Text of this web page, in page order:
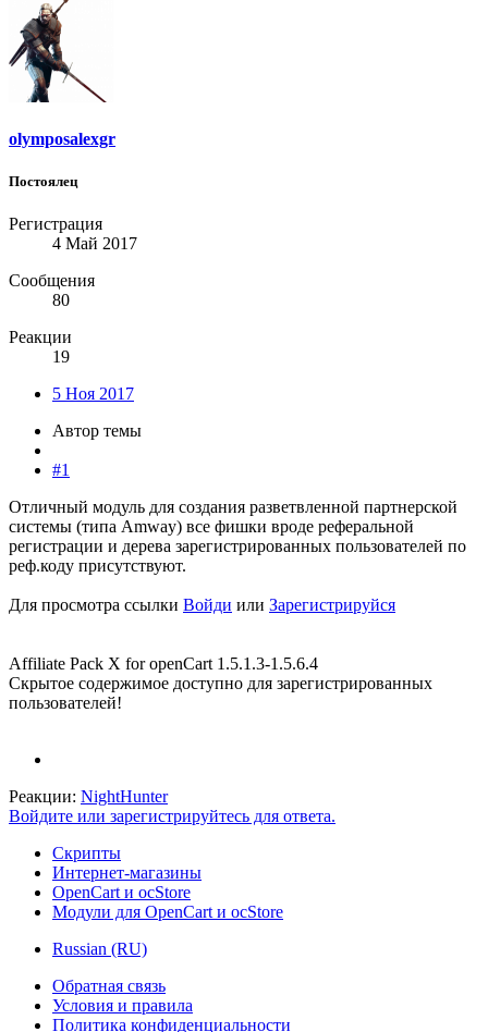
olymposalexgr
Постоялец
Регистрация
4 Май 2017
Сообщения
80
Реакции
19
5 Ноя 2017
Автор темы
#1
Отличный модуль для создания разветвленной партнерской
системы (типа Amway) все фишки вроде реферальной
регистрации и дерева зарегистрированных пользователей по
реф.коду присутствуют.
Для просмотра ссылки Войди или Зарегистрируйся
Affiliate Pack X for openCart 1.5.1.3-1.5.6.4
Скрытое содержимое доступно для зарегистрированных
пользователей!
Реакции: NightHunter
Войдите или зарегистрируйтесь для ответа.
Скрипты
Интернет-магазины
OpenCart и ocStore
Модули для OpenCart и ocStore
Russian (RU)
Обратная связь
Условия и правила
Политика конфиденциальности